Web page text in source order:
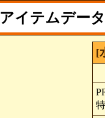
アイテムデータ
[